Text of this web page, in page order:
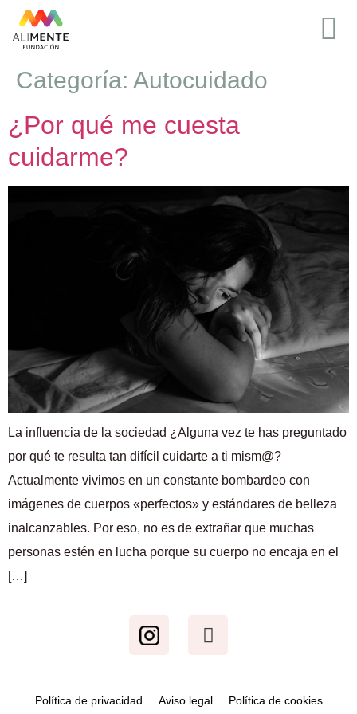
Categoría: Autocuidado
¿Por qué me cuesta
cuidarme?
La influencia de la sociedad ¿Alguna vez te has preguntado
por qué te resulta tan difícil cuidarte a ti mism@?
Actualmente vivimos en un constante bombardeo con
imágenes de cuerpos «perfectos» y estándares de belleza
inalcanzables. Por eso, no es de extrañar que muchas
personas estén en lucha porque su cuerpo no encaja en el
[…]
Política de privacidad Aviso legal Política de cookies